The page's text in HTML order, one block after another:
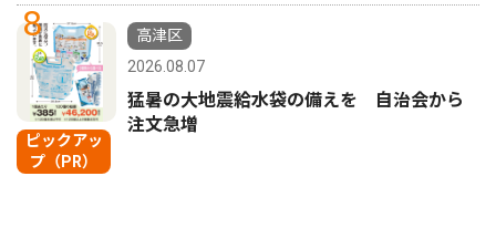
8
ピックアッ
プ（PR）
高津区
2026.08.07
猛暑の大地震給水袋の備えを 自治会から
注文急増